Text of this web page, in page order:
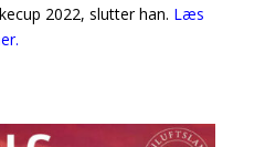
2022, slutter han. Læs